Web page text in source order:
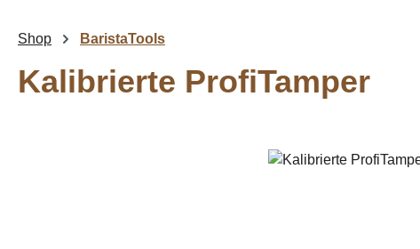
Shop BaristaTools
Kalibrierte ProfiTamper